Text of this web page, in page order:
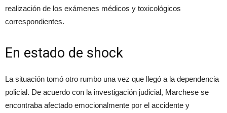
realización de los exámenes médicos y toxicológicos
correspondientes.
En estado de shock
La situación tomó otro rumbo una vez que llegó a la dependencia
policial. De acuerdo con la investigación judicial, Marchese se
encontraba afectado emocionalmente por el accidente y